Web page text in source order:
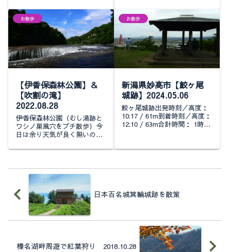
歩き始めますたしか紅葉の見
ごろ情報ではこの日で7～8割
ということだったので紅葉の
キラキラ輝いてる感じが良い
ですね～榛名湖にはアング
ラ...
お散歩
【伊香保森林公園】＆
【吹割の滝】
2022.08.28
伊香保森林公園（むし湯跡と
ワシノ巣風穴をプチ散歩）今
日は余り天気が良く無いので
ライブがてら伊香保森林公園
すげの道も散策する予定なの
で軽く歩いて来よう...
お散歩
新潟県妙高市【鮫ヶ尾
城跡】2024.05.06
鮫ヶ尾城跡出発時刻／高度：
10:17 / 61m到着時刻／高度：
12:10 / 63m合計時間： 1時間
の標高： 59m累積標高（登...
日本百名城箕輪城跡を散策
榛名湖畔周遊で紅葉狩り 2018.10.28